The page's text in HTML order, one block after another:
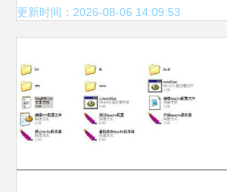
更新时间：2026-08-06 14:09:53